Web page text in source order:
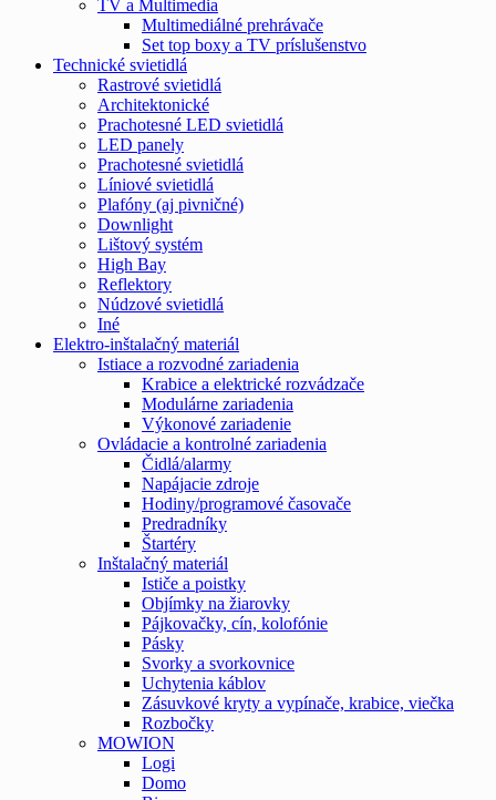
TV a Multimedia
Multimediálné prehrávače
Set top boxy a TV príslušenstvo
Technické svietidlá
Rastrové svietidlá
Architektonické
Prachotesné LED svietidlá
LED panely
Prachotesné svietidlá
Líniové svietidlá
Plafóny (aj pivničné)
Downlight
Lištový systém
High Bay
Reflektory
Núdzové svietidlá
Iné
Elektro-inštalačný materiál
Istiace a rozvodné zariadenia
Krabice a elektrické rozvádzače
Modulárne zariadenia
Výkonové zariadenie
Ovládacie a kontrolné zariadenia
Čidlá/alarmy
Napájacie zdroje
Hodiny/programové časovače
Predradníky
Štartéry
Inštalačný materiál
Ističe a poistky
Objímky na žiarovky
Pájkovačky, cín, kolofónie
Pásky
Svorky a svorkovnice
Uchytenia káblov
Zásuvkové kryty a vypínače, krabice, viečka
Rozbočky
MOWION
Logi
Domo